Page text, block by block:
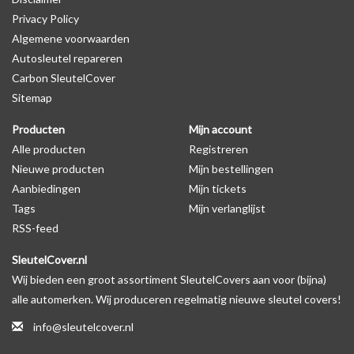
Levering
Voor 16:00 besteld = Dezelfde dag verzonden
Verzending naar België: 1/3 werkdagen
Merk: SleutelCover
Geschikt voor: Dacia
Gewicht: 20g
Materiaal: Siliconen
Geschikt voor o.a. de volgende modellen:
* Afhankelijk van het bouwjaar
* Controleer
altijd alsnog eerst uw model sleutel met het
Privacy Policy
Algemene voorwaarden
Autosleutel repareren
Carbon SleutelCover
Sitemap
Producten
Alle producten
Nieuwe producten
Aanbiedingen
Tags
RSS-feed
Mijn account
Registreren
Mijn bestellingen
Mijn tickets
Mijn verlanglijst
SleutelCover.nl
Wij bieden een groot assortiment SleutelCovers aan voor (bijna)
alle automerken. Wij produceren regelmatig nieuwe sleutel covers!
info@sleutelcover.nl